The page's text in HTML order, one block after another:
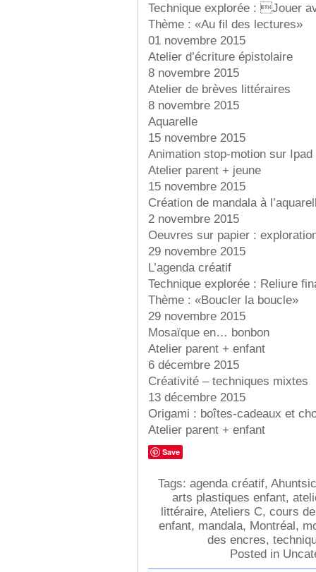
Technique explorée : Jouer
Thème : «Au fil des lectures»
01 novembre 2015
Atelier d’écriture épistolaire
8 novembre 2015
Atelier de brèves littéraires
8 novembre 2015
Aquarelle
15 novembre 2015
Animation stop-motion sur Ipad
Atelier parent + jeune
15 novembre 2015
Création de mandala à
2 novembre 2015
Oeuvres sur papier :
29 novembre 2015
L’agenda créatif
Technique explorée : Reliure
Thème : «Boucler la boucle»
29 novembre 2015
Mosaïque en… bonbon
Atelier parent + enfant
6 décembre 2015
Créativité – techniques mixtes
13 décembre 2015
Origami : boîtes-cadeaux et
Atelier parent + enfant
Save
Tags: agenda créatif, Ahuntsic
arts plastiques enfant,
littéraire, Ateliers C, cours
enfant, mandala, Montréal,
des encres,
Posted in